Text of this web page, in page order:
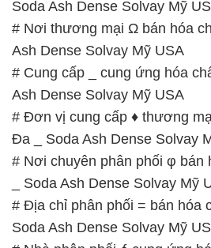
Soda Ash Dense Solvay Mỹ
# Nơi thương mại Ω bán hóa
Ash Dense Solvay Mỹ USA
# Cung cấp _ cung ứng hóa
Ash Dense Solvay Mỹ USA
# Đơn vị cung cấp ♦ thương
Đa _ Soda Ash Dense Solvay
# Nơi chuyên phân phối φ bán
_ Soda Ash Dense Solvay Mỹ
# Địa chỉ phân phối = bán hóa
Soda Ash Dense Solvay Mỹ